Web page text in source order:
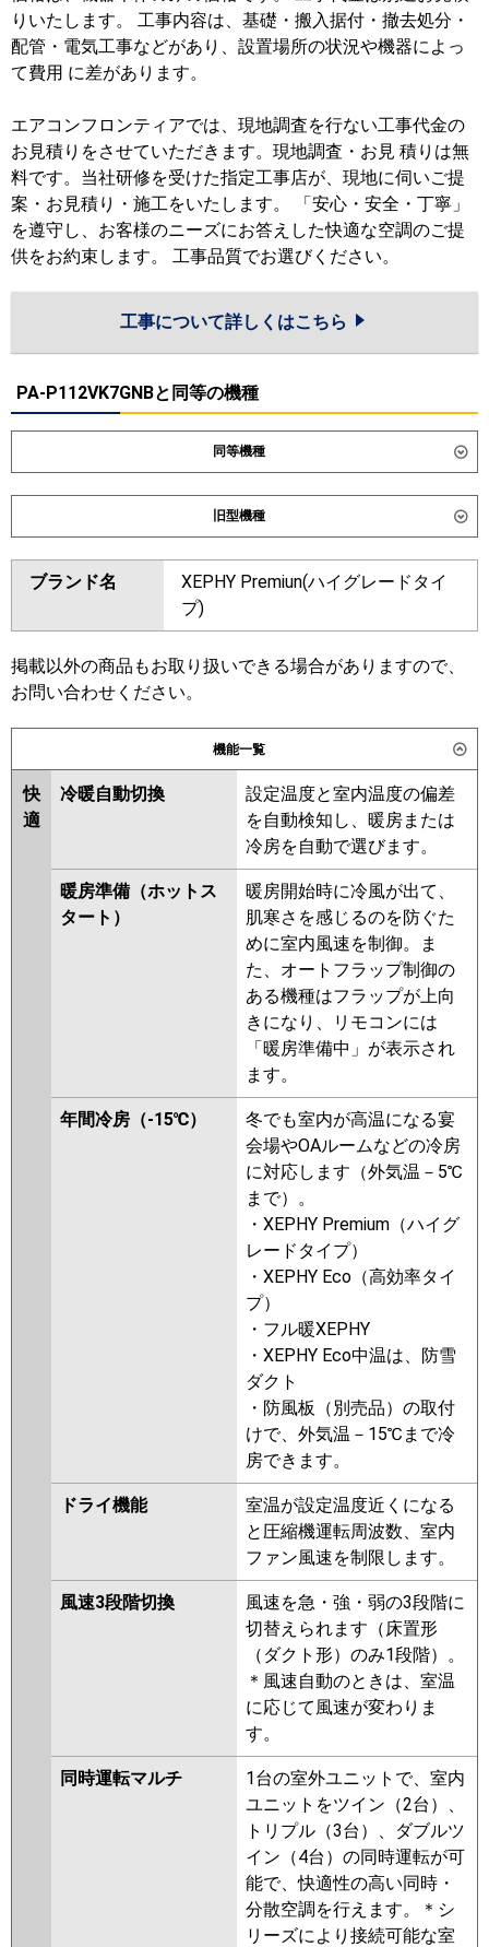
りいたします。 工事内容は、基礎・搬入据付・撤去処分・
配管・電気工事などがあり、設置場所の状況や機器によっ
て費用 に差があります。
エアコンフロンティアでは、現地調査を行ない工事代金の
お見積りをさせていただきます。現地調査・お見 積りは無
料です。当社研修を受けた指定工事店が、現地に伺いご提
案・お見積り・施工をいたします。 「安心・安全・丁寧」
を遵守し、お客様のニーズにお答えした快適な空調のご提
供をお約束します。 工事品質でお選びください。
工事について詳しくはこちら
PA-P112VK7GNBと同等の機種
同等機種
ダイキン
東芝
三菱電機
日立
三菱重工
旧型機種
ダイキン
日立
パナソニック PA-P112V7GNB PA-P112VK7GN
PA-P112V7GN
ブランド名
XEPHY Premiun(ハイグレードタイ
プ)
掲載以外の商品もお取り扱いできる場合がありますので、
お問い合わせください。
機能一覧
快
適
冷暖自動切換
設定温度と室内温度の偏差
を自動検知し、暖房または
冷房を自動で選びます。
暖房準備（ホットス
タート）
暖房開始時に冷風が出て、
肌寒さを感じるのを防ぐた
めに室内風速を制御。ま
た、オートフラップ制御の
ある機種はフラップが上向
きになり、リモコンには
「暖房準備中」が表示され
ます。
年間冷房（-15℃）
冬でも室内が高温になる宴
会場やOAルームなどの冷房
に対応します（外気温－5℃
まで）。
・XEPHY Premium（ハイグ
レードタイプ）
・XEPHY Eco（高効率タイ
プ）
・フル暖XEPHY
・XEPHY Eco中温は、防雪
ダクト
・防風板（別売品）の取付
けで、外気温－15℃まで冷
房できます。
ドライ機能
室温が設定温度近くになる
と圧縮機運転周波数、室内
ファン風速を制限します。
風速3段階切換
風速を急・強・弱の3段階に
切替えられます（床置形
（ダクト形）のみ1段階）。
＊風速自動のときは、室温
に応じて風速が変わりま
す。
同時運転マルチ
1台の室外ユニットで、室内
ユニットをツイン（2台）、
トリプル（3台）、ダブルツ
イン（4台）の同時運転が可
能で、快適性の高い同時・
分散空調を行えます。＊シ
リーズにより接続可能な室